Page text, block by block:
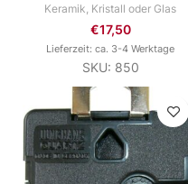
Keramik, Kristall oder Glas
€17,50
Lieferzeit: ca. 3-4 Werktage
SKU: 850